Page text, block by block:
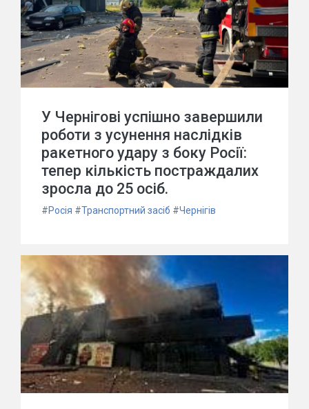
У Чернігові успішно завершили
роботи з усунення наслідків
ракетного удару з боку Росії:
тепер кількість постраждалих
зросла до 25 осіб.
#Росія #Транспортний засіб #Чернігів